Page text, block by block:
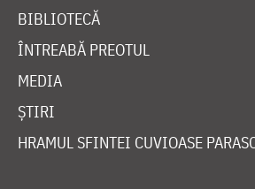
BIBLIOTECĂ
ÎNTREABĂ PREOTUL
MEDIA
ȘTIRI
HRAMUL SFINTEI CUVIOASE